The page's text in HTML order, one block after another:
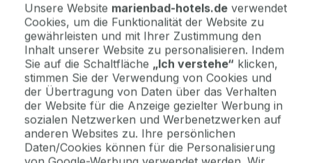
Als Geschenk kaufen
Machen Sie Freude mit einem Geschenkvoucher
Jetzt bezahlen Sie gar nichts.
Die Zahlungsmodalitäten erhalten Sie zusammen mit dem Angebot
per E-Mail.
Unsere Website marienbad-hotels.de verwendet
Cookies, um die Funktionalität der Website zu
gewährleisten und mit Ihrer Zustimmung den
Inhalt unserer Website zu personalisieren. Indem
Sie auf die Schaltfläche „Ich verstehe“ klicken,
stimmen Sie der Verwendung von Cookies und
der Übertragung von Daten über das Verhalten
der Website für die Anzeige gezielter Werbung in
sozialen Netzwerken und Werbenetzwerken auf
anderen Websites zu. Ihre persönlichen
Daten/Cookies können für die Personalisierung